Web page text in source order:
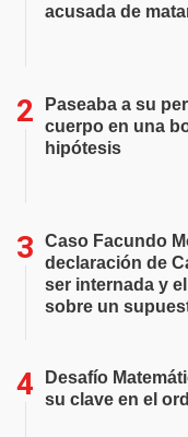
acusada de
Paseaba a su
cuerpo en una
hipótesis
Caso Facundo
declaración de
ser internada y
sobre un
Desafío
su clave en el